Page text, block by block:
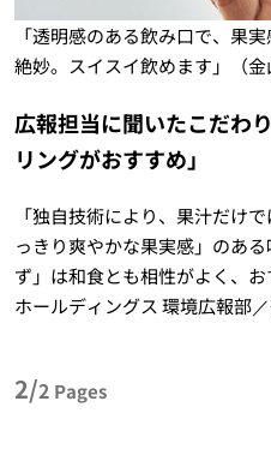
「透明感のある飲み口で、果
絶妙。スイスイ飲めます」（金
広報担当に聞いたこだわ
リングがおすすめ」
「独自技術により、果汁だけ
っきり爽やかな果実感」のあ
ず」は和食とも相性がよく、
ホールディングス 環境広報部／
2/2 Pages